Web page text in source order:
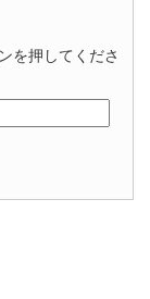
を押してくださ